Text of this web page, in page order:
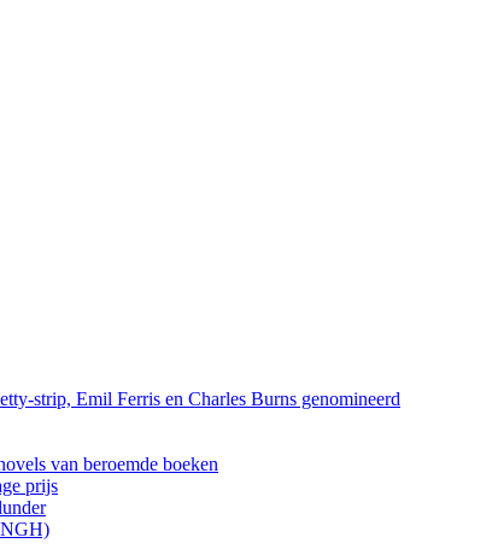
strip, Emil Ferris en Charles Burns genomineerd
van beroemde boeken
prijs